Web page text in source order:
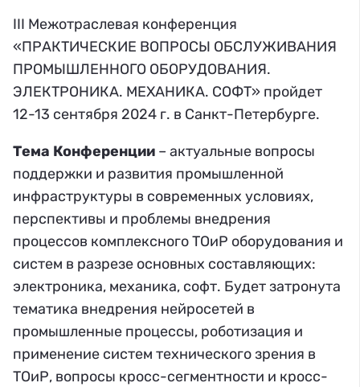
III Межотраслевая конференция
«ПРАКТИЧЕСКИЕ ВОПРОСЫ ОБСЛУЖИВАНИЯ
ПРОМЫШЛЕННОГО ОБОРУДОВАНИЯ.
ЭЛЕКТРОНИКА. МЕХАНИКА. СОФТ» пройдет
12-13 сентября 2024 г. в Санкт-Петербурге.
Тема Конференции – актуальные вопросы
поддержки и развития промышленной
инфраструктуры в современных условиях,
перспективы и проблемы внедрения
процессов комплексного ТОиР оборудования и
систем в разрезе основных составляющих:
электроника, механика, софт. Будет затронута
тематика внедрения нейросетей в
промышленные процессы, роботизация и
применение систем технического зрения в
ТОиР, вопросы кросс-сегментности и кросс-